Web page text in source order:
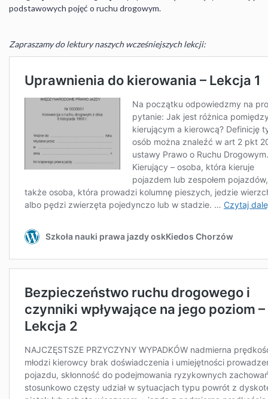
podstawowych pojęć o ruchu drogowym.
Zapraszamy do lektury naszych wcześniejszych lekcji: